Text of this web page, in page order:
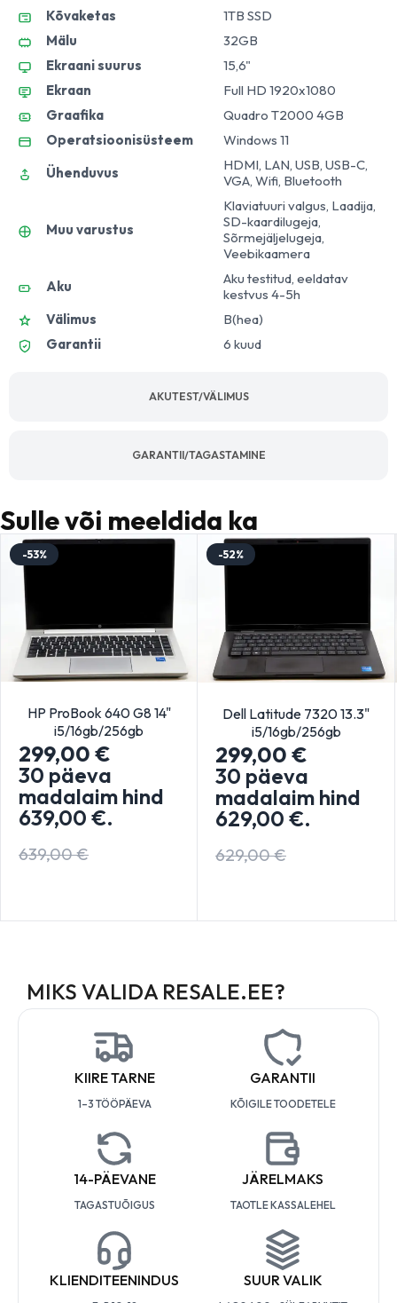
AKUTEST/VÄLIMUS
GARANTII/TAGASTAMINE
Kõvaketas
1TB SSD
Mälu
32GB
Ekraani suurus
15,6"
Ekraan
Full HD 1920x1080
Graafika
Quadro T2000 4GB
Operatsioonisüsteem
Windows 11
Ühenduvus
HDMI, LAN, USB, USB-C,
VGA, Wifi, Bluetooth
Muu varustus
Klaviatuuri valgus, Laadija,
SD-kaardilugeja,
Sõrmejäljelugeja,
Veebikaamera
Aku
Aku testitud, eeldatav
kestvus 4-5h
Välimus
B(hea)
Garantii
6 kuud
Sulle või meeldida ka
-53%
HP ProBook 640 G8 14"
i5/16gb/256gb
639,00€
299,00 €
30 päeva
madalaim hind
639,00 €.
-52%
Dell Latitude 7320 13.3"
i5/16gb/256gb
629,00€
299,00 €
30 päeva
madalaim hind
629,00 €.
MIKS VALIDA RESALE.EE?
KIIRE TARNE
1–3 TÖÖPÄEVA
GARANTII
KÕIGILE TOODETELE
14-PÄEVANE
TAGASTUÕIGUS
JÄRELMAKS
TAOTLE KASSALEHEL
KLIENDITEENINDUS SUUR VALIK